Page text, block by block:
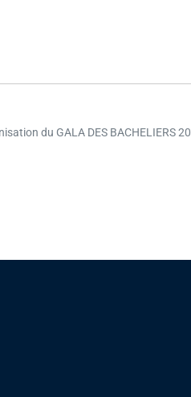
du GALA DES BACHELIERS